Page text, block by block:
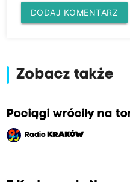
DODAJ KOMENTARZ
Zobacz także
Pociągi wróciły na
Radio KRAKÓW